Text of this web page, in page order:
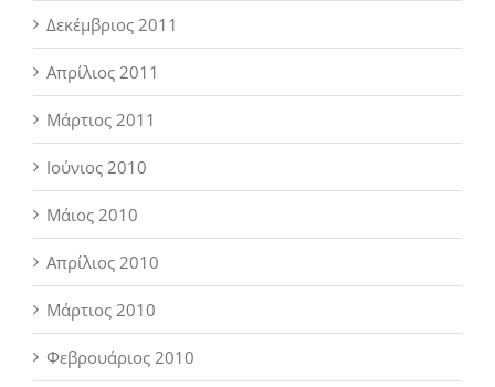
Δεκέμβριος 2011
Απρίλιος 2011
Μάρτιος 2011
Ιούνιος 2010
Μάιος 2010
Απρίλιος 2010
Μάρτιος 2010
Φεβρουάριος 2010